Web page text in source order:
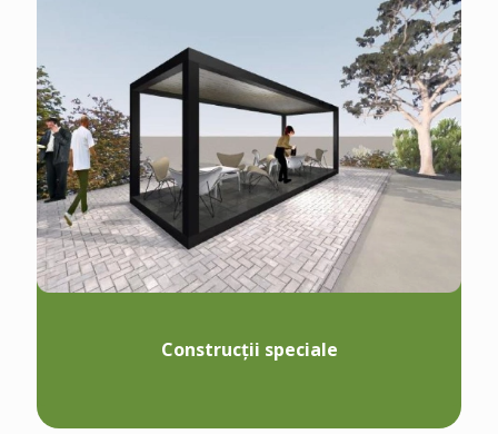
Construcții speciale